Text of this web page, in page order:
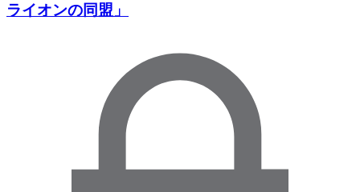
ライオンの同盟」